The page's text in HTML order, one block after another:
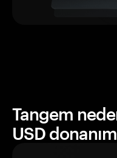
Tangem
USD